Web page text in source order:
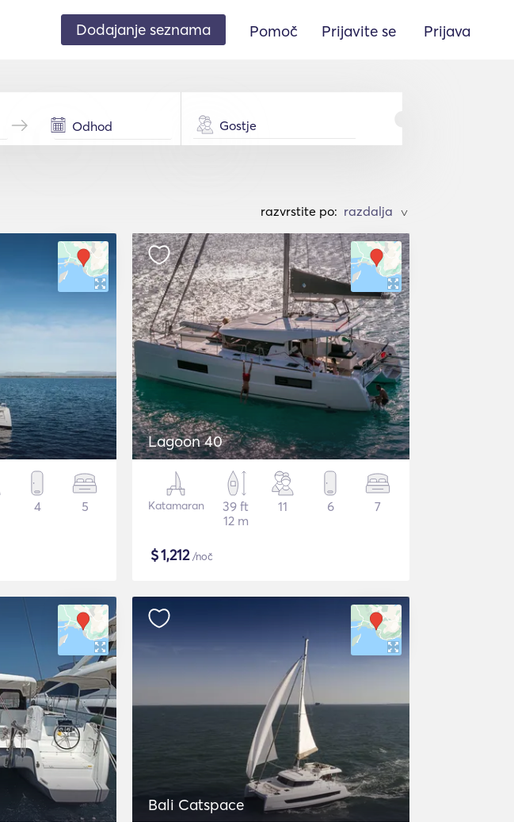
Dodajanje seznama Pomoč Prijavite se Prijava
Gostje
razvrstite po: >
4 5
Lagoon 40
Katamaran
39 ft
12 m
11 6 7
$1,212/noč
Bali Catspace